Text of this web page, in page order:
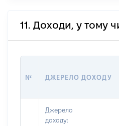
11. Доходи, у тому
№ ДЖЕРЕЛО ДОХОДУ
Джерело
доходу: